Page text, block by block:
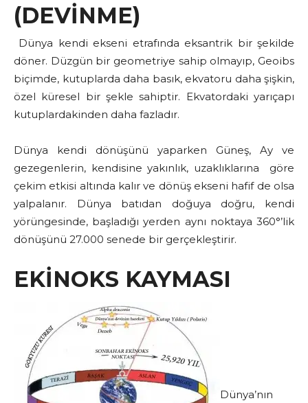
(DEVİNME)
Dünya kendi ekseni etrafında eksantrik bir şekilde
döner. Düzgün bir geometriye sahip olmayıp, Geoibs
biçimde, kutuplarda daha basık, ekvatoru daha şişkin,
özel küresel bir şekle sahiptir. Ekvatordaki yarıçapı
kutuplardakinden daha fazladır.
Dünya kendi dönüşünü yaparken Güneş, Ay ve
gezegenlerin, kendisine yakınlık, uzaklıklarına göre
çekim etkisi altında kalır ve dönüş ekseni hafif de olsa
yalpalanır. Dünya batıdan doğuya doğru, kendi
yörüngesinde, başladığı yerden aynı noktaya 360°’lik
dönüşünü 27.000 senede bir gerçekleştirir.
EKİNOKS KAYMASI
Dünya’nın